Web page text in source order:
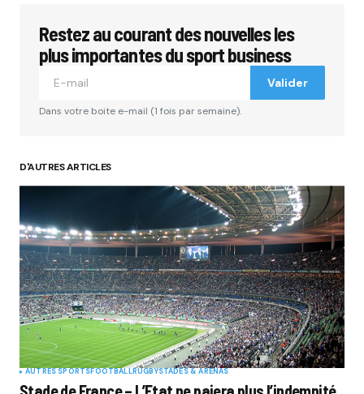
Votre adresse e-mail ne sera pas publiée.Les
champs obligatoires sont indiqués avec*
Your E-mail*
Submit Comment
Restez au courant des nouvelles les
plus importantes du sport business
Valider
Dans votre boite e-mail (1 fois par semaine).
D'AUTRES ARTICLES
AUTRES SPORTSFOOTBALLRUGBYSTADES & ARENAS